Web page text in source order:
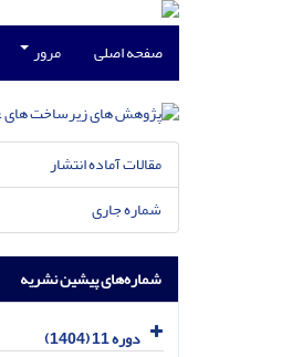
صفحه اصلی مرور
مقالات آماده انتشار
شماره جاری
شماره‌های پیشین نشریه
دوره 11 (1404)